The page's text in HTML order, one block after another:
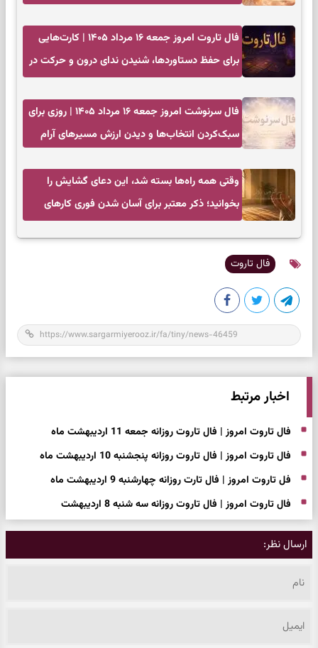
فال تاروت امروز جمعه ۱۶ مرداد ۱۴۰۵ | کارت‌هایی
برای حفظ دستاوردها، شنیدن ندای درون و حرکت در
فال سرنوشت امروز جمعه ۱۶ مرداد ۱۴۰۵ | روزی برای
سبک‌کردن انتخاب‌ها و دیدن ارزش مسیرهای آرام
وقتی همه راه‌ها بسته شد، این دعای گشایش را
بخوانید؛ ذکر معتبر برای آسان شدن فوری کارهای
فال تاروت
اخبار مرتبط
فال تاروت امروز | فال تاروت روزانه جمعه 11 اردیبهشت ماه
فال تاروت امروز | فال تاروت روزانه پنجشنبه 10 اردیبهشت ماه
فل تاروت امروز | فال تارت روزانه چهارشنبه 9 اردیبهشت ماه
فال تاروت امروز | فال تاروت روزانه سه شنبه 8 اردیبهشت
ارسال نظر: